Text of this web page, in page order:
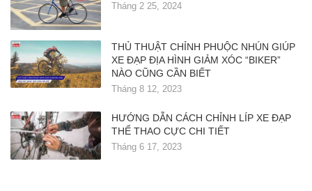
Tháng 2 25, 2024
THỦ THUẬT CHỈNH PHUỘC NHÚN GIÚP
XE ĐẠP ĐỊA HÌNH GIẢM XÓC “BIKER”
NÀO CŨNG CẦN BIẾT
Tháng 8 12, 2023
HƯỚNG DẪN CÁCH CHỈNH LÍP XE ĐẠP
THỂ THAO CỰC CHI TIẾT
Tháng 6 17, 2023